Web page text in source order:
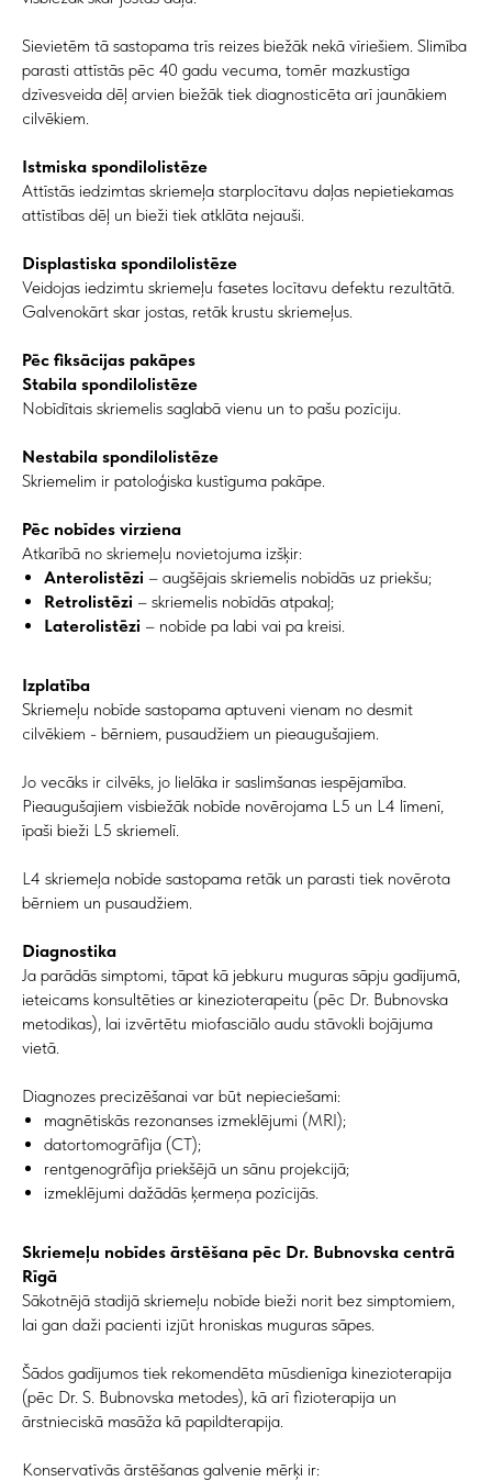
Sievietēm tā sastopama trīs reizes biežāk nekā vīriešiem. Slimība
parasti attīstās pēc 40 gadu vecuma, tomēr mazkustīga
dzīvesveida dēļ arvien biežāk tiek diagnosticēta arī jaunākiem
cilvēkiem.
Istmiska spondilolistēze
Attīstās iedzimtas skriemeļa starplocītavu daļas nepietiekamas
attīstības dēļ un bieži tiek atklāta nejauši.
Displastiska spondilolistēze
Veidojas iedzimtu skriemeļu fasetes locītavu defektu rezultātā.
Galvenokārt skar jostas, retāk krustu skriemeļus.
Pēc fiksācijas pakāpes
Stabila spondilolistēze
Nobīdītais skriemelis saglabā vienu un to pašu pozīciju.
Nestabila spondilolistēze
Skriemelim ir patoloģiska kustīguma pakāpe.
Pēc nobīdes virziena
Atkarībā no skriemeļu novietojuma izšķir:
Anterolistēzi – augšējais skriemelis nobīdās uz priekšu;
Retrolistēzi – skriemelis nobīdās atpakaļ;
Laterolistēzi – nobīde pa labi vai pa kreisi.
Izplatība
Skriemeļu nobīde sastopama aptuveni vienam no desmit
cilvēkiem - bērniem, pusaudžiem un pieaugušajiem.
Jo vecāks ir cilvēks, jo lielāka ir saslimšanas iespējamība.
Pieaugušajiem visbiežāk nobīde novērojama L5 un L4 līmenī,
īpaši bieži L5 skriemelī.
L4 skriemeļa nobīde sastopama retāk un parasti tiek novērota
bērniem un pusaudžiem.
Diagnostika
Ja parādās simptomi, tāpat kā jebkuru muguras sāpju gadījumā,
ieteicams konsultēties ar kinezioterapeitu (pēc Dr. Bubnovska
metodikas), lai izvērtētu miofasciālo audu stāvokli bojājuma
vietā.
Diagnozes precizēšanai var būt nepieciešami:
magnētiskās rezonanses izmeklējumi (MRI);
datortomogrāfija (CT);
rentgenogrāfija priekšējā un sānu projekcijā;
izmeklējumi dažādās ķermeņa pozīcijās.
Skriemeļu nobīdes ārstēšana pēc Dr. Bubnovska centrā
Rīgā
Sākotnējā stadijā skriemeļu nobīde bieži norit bez simptomiem,
lai gan daži pacienti izjūt hroniskas muguras sāpes.
Šādos gadījumos tiek rekomendēta mūsdienīga kinezioterapija
(pēc Dr. S. Bubnovska metodes), kā arī fizioterapija un
ārstnieciskā masāža kā papildterapija.
Konservatīvās ārstēšanas galvenie mērķi ir: